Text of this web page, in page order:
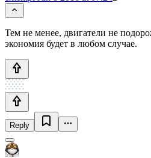
Тем не менее, двигатели не
экономия будет в любом случае.
Reply